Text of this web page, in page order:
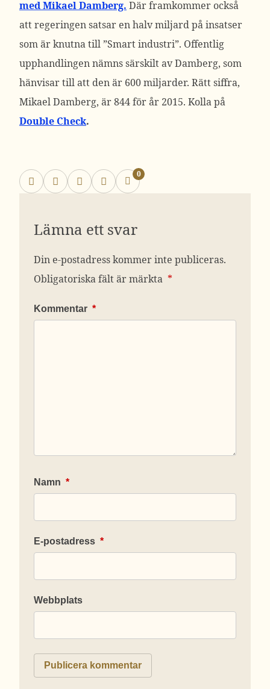
med Mikael Damberg. Där framkommer också
att regeringen satsar en halv miljard på insatser
som är knutna till ”Smart industri”. Offentlig
upphandlingen nämns särskilt av Damberg, som
hänvisar till att den är 600 miljarder. Rätt siffra,
Mikael Damberg, är 844 för år 2015. Kolla på
Double Check.
0
Lämna ett svar
Din e-postadress kommer inte publiceras.
Obligatoriska fält är märkta *
Kommentar *
Namn *
E-postadress *
Webbplats